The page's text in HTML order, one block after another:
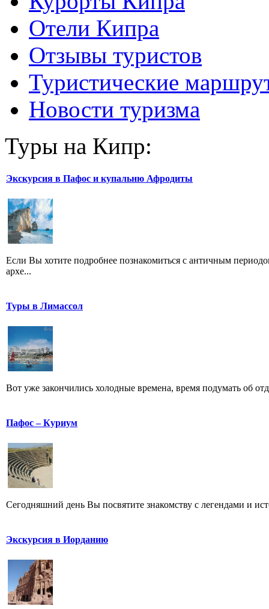
Отели Кипра
Отзывы туристов
Туристические
Новости туризма
Туры на Кипр:
Экскурсия в Пафос и купальню Афродиты
Если Вы хотите подробнее познакомиться с античным
архе...
Туры в Лимассол
Вот уже закончились холодные времена, время подумать об
Пафос – Куриум
Сегодняшний день Вы посвятите знакомству с легендами и
Экскурсия в Иорданию